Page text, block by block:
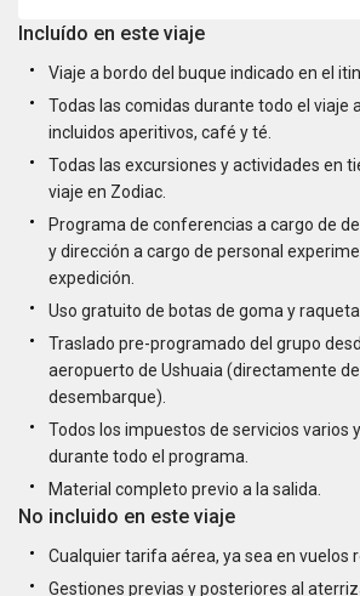
Incluído en este viaje
Viaje a bordo del buque indicado en el
Todas las comidas durante todo el viaje
incluidos aperitivos, café y té.
Todas las excursiones y actividades en
viaje en Zodiac.
Programa de conferencias a cargo de
y dirección a cargo de personal
expedición.
Uso gratuito de botas de goma y
Traslado pre-programado del grupo
aeropuerto de Ushuaia (directamente
desembarque).
Todos los impuestos de servicios varios
durante todo el programa.
Material completo previo a la salida.
No incluido en este viaje
Cualquier tarifa aérea, ya sea en vuelos
Gestiones previas y posteriores al